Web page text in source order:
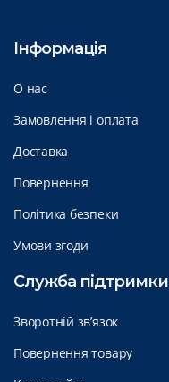
Інформація
О нас
Замовлення і оплата
Доставка
Повернення
Політика безпеки
Умови згоди
Служба підтримки
Зворотній зв’язок
Повернення товару